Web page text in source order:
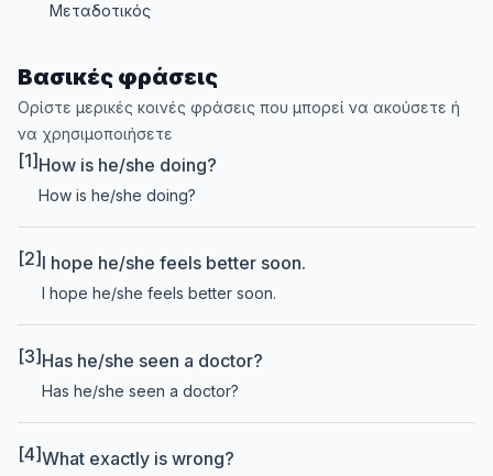
Μεταδοτικός
Βασικές φράσεις
Ορίστε μερικές κοινές φράσεις που μπορεί να ακούσετε ή
να χρησιμοποιήσετε
[1] How is he/she doing?
How is he/she doing?
[2] I hope he/she feels better soon.
I hope he/she feels better soon.
[3] Has he/she seen a doctor?
Has he/she seen a doctor?
[4]What exactly is wrong?